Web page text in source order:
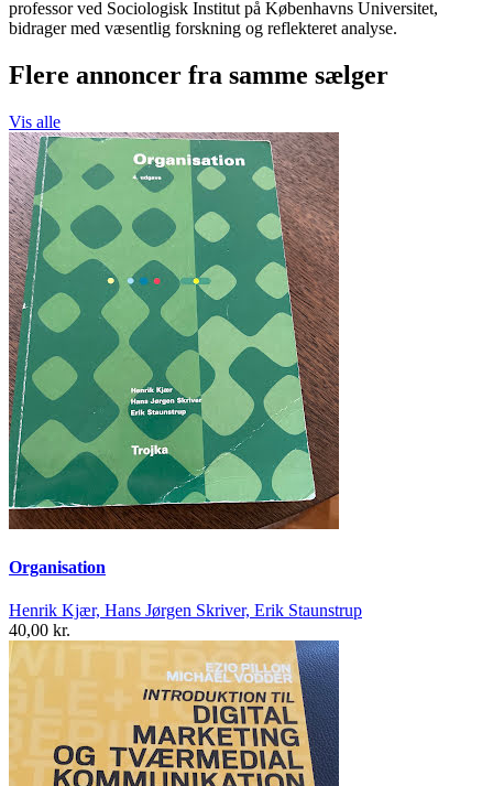
professor ved Sociologisk Institut på Københavns Universitet,
bidrager med væsentlig forskning og reflekteret analyse.
Flere annoncer fra samme sælger
Vis alle
Organisation
Henrik Kjær, Hans Jørgen Skriver, Erik Staunstrup
40,00 kr.